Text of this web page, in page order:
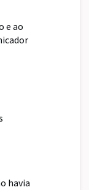
e ao
havia